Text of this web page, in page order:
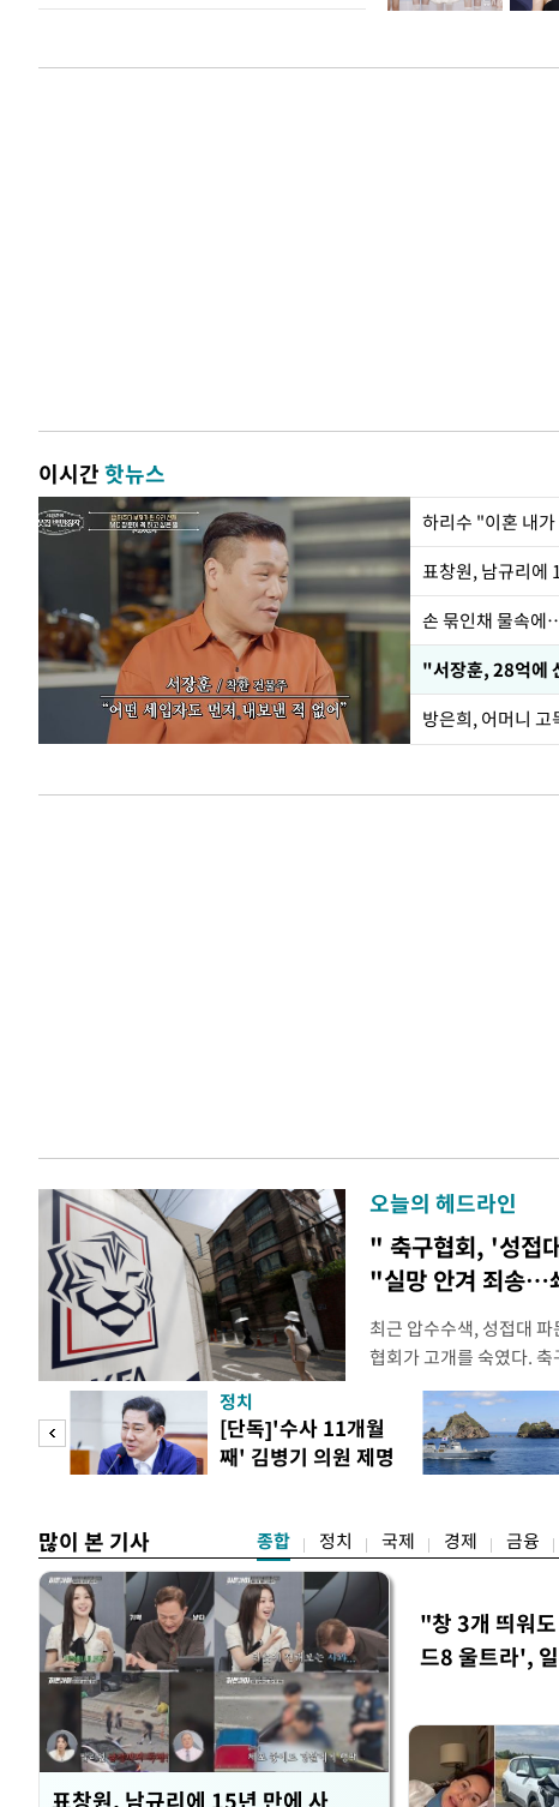
이시간핫뉴스
하리수 "이혼 내
손 묶인채 물속에
"서장훈, 28억에
방은희, 어머니
오늘의 헤드라인
" 축구협회, '성접
"실망 안겨 죄송…
최근 압수수색, 성접대
협회가 고개를 숙였다.
관계자 여러분께 드리는
다. 축구협회는 최근
컵 조별리그 탈락과 관련
회에서 질타를 받은 데
정치
[단독]'수사 11개월
째' 김병기 의원 제명
많이 본 기사 종합 정치 국제 경제 금융
표창원, 남규리에 15년 만에 사
"창 3개 띄워
드8 울트라',